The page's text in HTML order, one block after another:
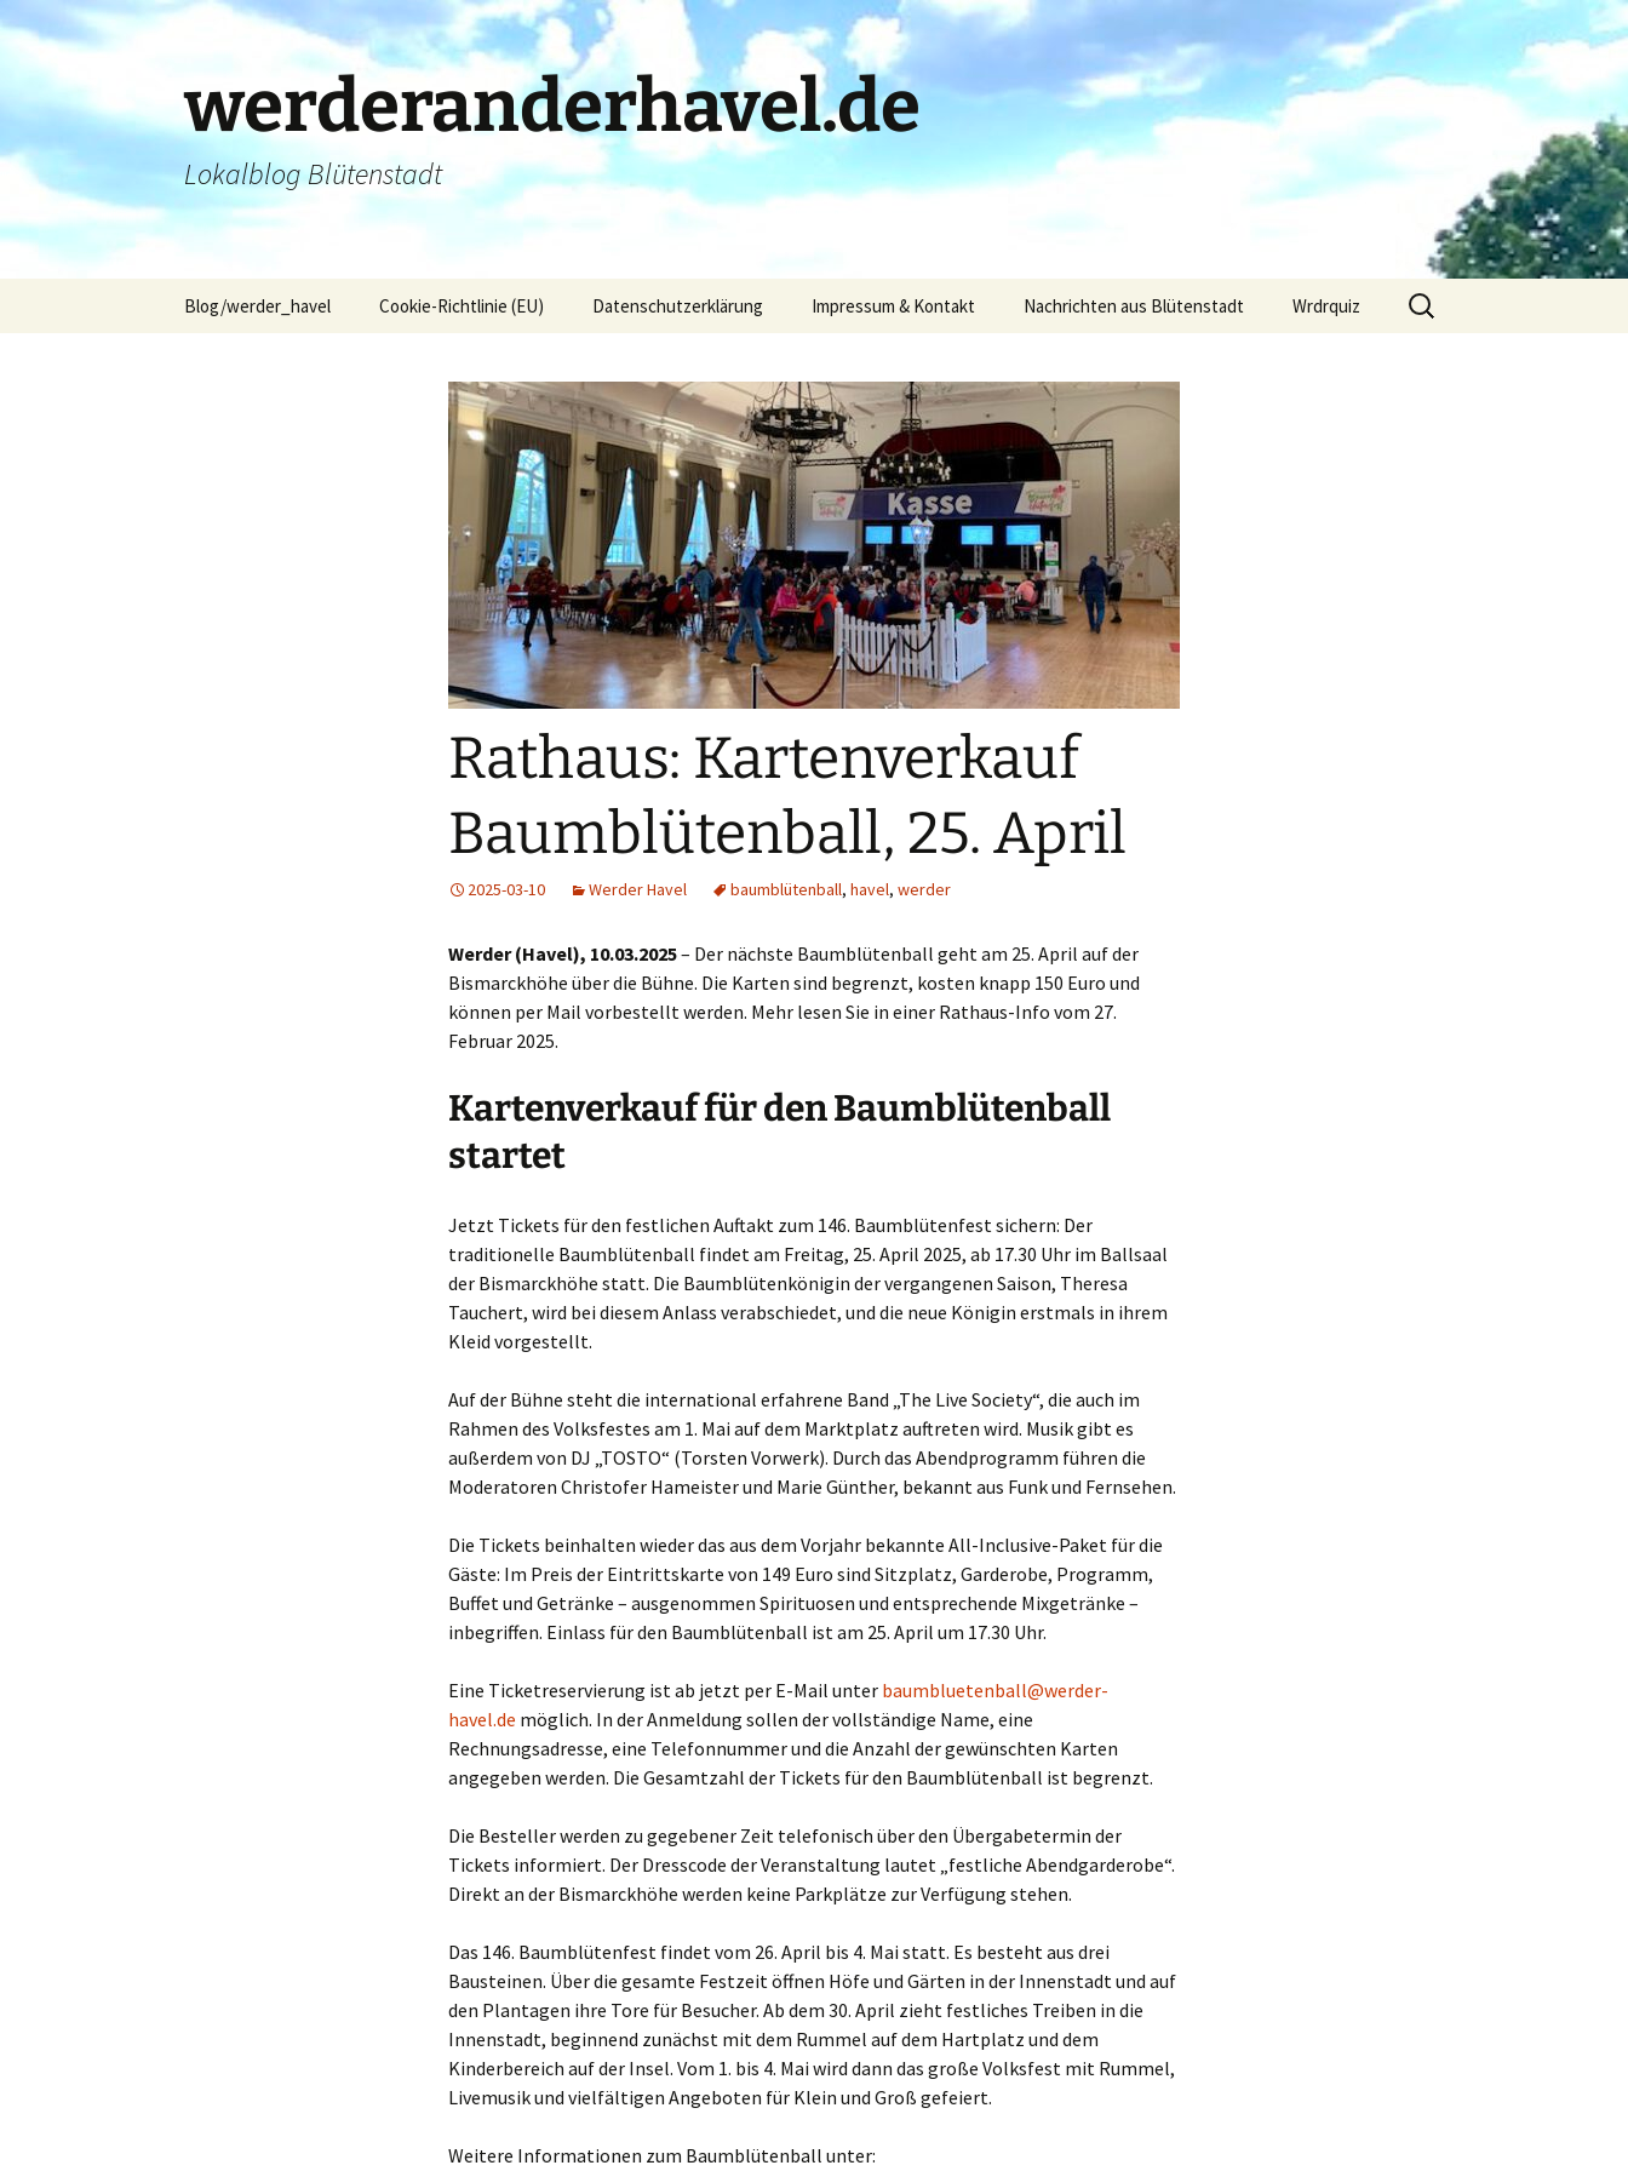
Zum
Inhalt
springen
werderanderhavel.de
Lokalblog Blütenstadt
Blog/werder_havel Cookie-Richtlinie (EU) Datenschutzerklärung Impressum & Kontakt Nachrichten aus Blütenstadt Wrdrquiz
Suchen
nach:
Rathaus: Kartenverkauf
Baumblütenball, 25. April
2025-03-10 Werder Havel baumblütenball, havel, werder
Werder (Havel), 10.03.2025– Der nächste Baumblütenball geht am 25. April auf der
Bismarckhöhe über die Bühne. Die Karten sind begrenzt, kosten knapp 150 Euro und
können per Mail vorbestellt werden. Mehr lesen Sie in einer Rathaus-Info vom 27.
Februar 2025.
Kartenverkauf für den Baumblütenball
startet
Jetzt Tickets für den festlichen Auftakt zum 146. Baumblütenfest sichern: Der
traditionelle Baumblütenball findet am Freitag, 25. April 2025, ab 17.30 Uhr im Ballsaal
der Bismarckhöhe statt. Die Baumblütenkönigin der vergangenen Saison, Theresa
Tauchert, wird bei diesem Anlass verabschiedet, und die neue Königin erstmals in ihrem
Kleid vorgestellt.
Auf der Bühne steht die international erfahrene Band „The Live Society“, die auch im
Rahmen des Volksfestes am 1. Mai auf dem Marktplatz auftreten wird. Musik gibt es
außerdem von DJ „TOSTO“ (Torsten Vorwerk). Durch das Abendprogramm führen die
Moderatoren Christofer Hameister und Marie Günther, bekannt aus Funk und Fernsehen.
Die Tickets beinhalten wieder das aus dem Vorjahr bekannte All-Inclusive-Paket für die
Gäste: Im Preis der Eintrittskarte von 149 Euro sind Sitzplatz, Garderobe, Programm,
Buffet und Getränke – ausgenommen Spirituosen und entsprechende Mixgetränke –
inbegriffen. Einlass für den Baumblütenball ist am 25. April um 17.30 Uhr.
Eine Ticketreservierung ist ab jetzt per E-Mail unter baumbluetenball@werder-
havel.de möglich. In der Anmeldung sollen der vollständige Name, eine
Rechnungsadresse, eine Telefonnummer und die Anzahl der gewünschten Karten
angegeben werden. Die Gesamtzahl der Tickets für den Baumblütenball ist begrenzt.
Die Besteller werden zu gegebener Zeit telefonisch über den Übergabetermin der
Tickets informiert. Der Dresscode der Veranstaltung lautet „festliche Abendgarderobe“.
Direkt an der Bismarckhöhe werden keine Parkplätze zur Verfügung stehen.
Das 146. Baumblütenfest findet vom 26. April bis 4. Mai statt. Es besteht aus drei
Bausteinen. Über die gesamte Festzeit öffnen Höfe und Gärten in der Innenstadt und auf
den Plantagen ihre Tore für Besucher. Ab dem 30. April zieht festliches Treiben in die
Innenstadt, beginnend zunächst mit dem Rummel auf dem Hartplatz und dem
Kinderbereich auf der Insel. Vom 1. bis 4. Mai wird dann das große Volksfest mit Rummel,
Livemusik und vielfältigen Angeboten für Klein und Groß gefeiert.
Weitere Informationen zum Baumblütenball unter: